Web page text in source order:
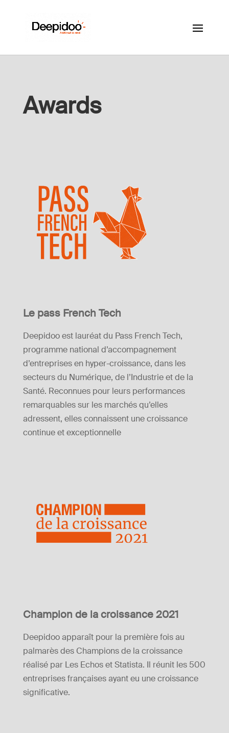
Awards
Le pass French Tech
Deepidoo est lauréat du Pass French Tech,
programme national d’accompagnement
d’entreprises en hyper-croissance, dans les
secteurs du Numérique, de l’Industrie et de la
Santé. Reconnues pour leurs performances
remarquables sur les marchés qu’elles
adressent, elles connaissent une croissance
continue et exceptionnelle
Champion de la croissance 2021
Deepidoo apparaît pour la première fois au
palmarès des Champions de la croissance
réalisé par Les Echos et Statista. Il réunit les 500
entreprises françaises ayant eu une croissance
significative.